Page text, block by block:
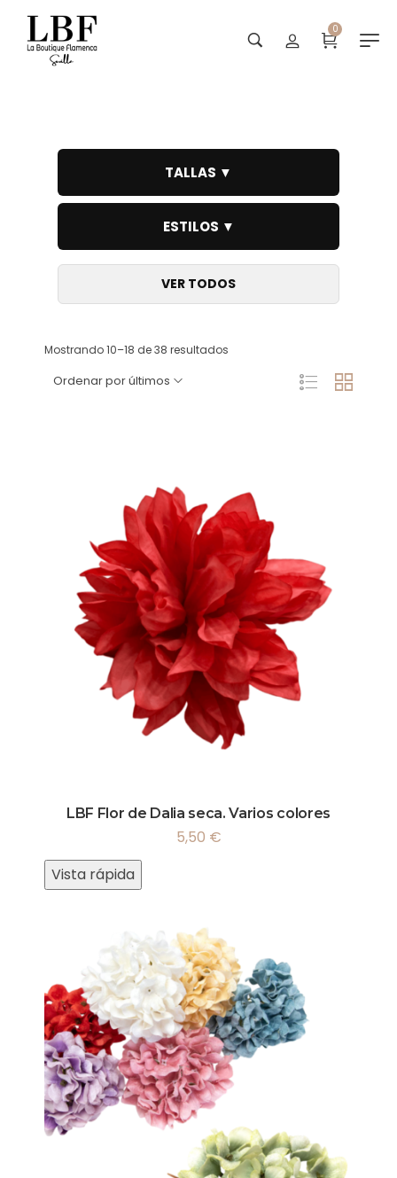
0
TALLAS ▼
ESTILOS ▼
VER TODOS
Mostrando 10–18 de 38 resultados
Ordenar por últimos
LBF Flor de Dalia seca. Varios colores
5,50 €
Vista rápida